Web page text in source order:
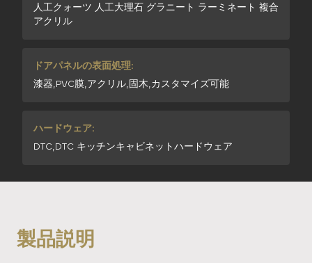
人工クォーツ 人工大理石 グラニート ラーミネート 複合
アクリル
ドアパネルの表面処理:
漆器,PVC膜,アクリル,固木,カスタマイズ可能
ハードウェア:
DTC,DTC キッチンキャビネットハードウェア
製品説明